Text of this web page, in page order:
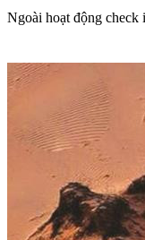
Ngoài hoạt động check